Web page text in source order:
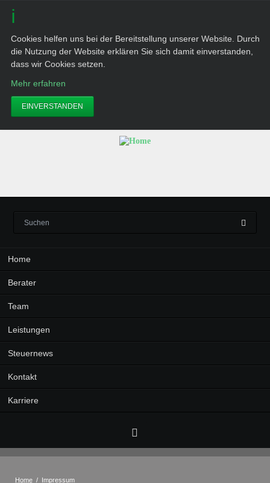
Cookies helfen uns bei der Bereitstellung unserer Website. Durch
die Nutzung der Website erklären Sie sich damit einverstanden,
dass wir Cookies setzen.
Mehr erfahren
EINVERSTANDEN
überspringen
Home
Berater
Team
Leistungen
Steuernews
Kontakt
Karriere
Home Impressum